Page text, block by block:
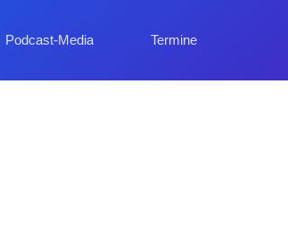
Podcast-Media Termine